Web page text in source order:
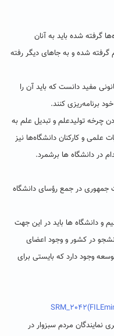
گرفته شده باید به آنان
گرفته شده و به جاهای دیگر رفته
مفید دانست که باید آن را
برنامه‌ریزی کنند.
چرخه تولیدعلم و تبدیل علم به
و کارکنان دانشگاه‌ها نیز
در دانشگاه ها برشمرد.
جمهوری در جمع رؤسای دانشگاه
و دانشگاه ها باید در این جهت
که با وجود ۴ میلیون دانشجو در کشور و وجود اعضای
وجود دارد که بایستی برای
نمایندگان مردم سبزوار در